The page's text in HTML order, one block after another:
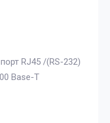
RJ45 /(RS-232)
Base-T